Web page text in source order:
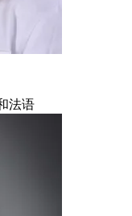
法语